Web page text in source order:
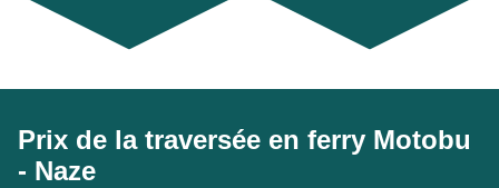
Prix de la traversée en ferry Motobu
- Naze